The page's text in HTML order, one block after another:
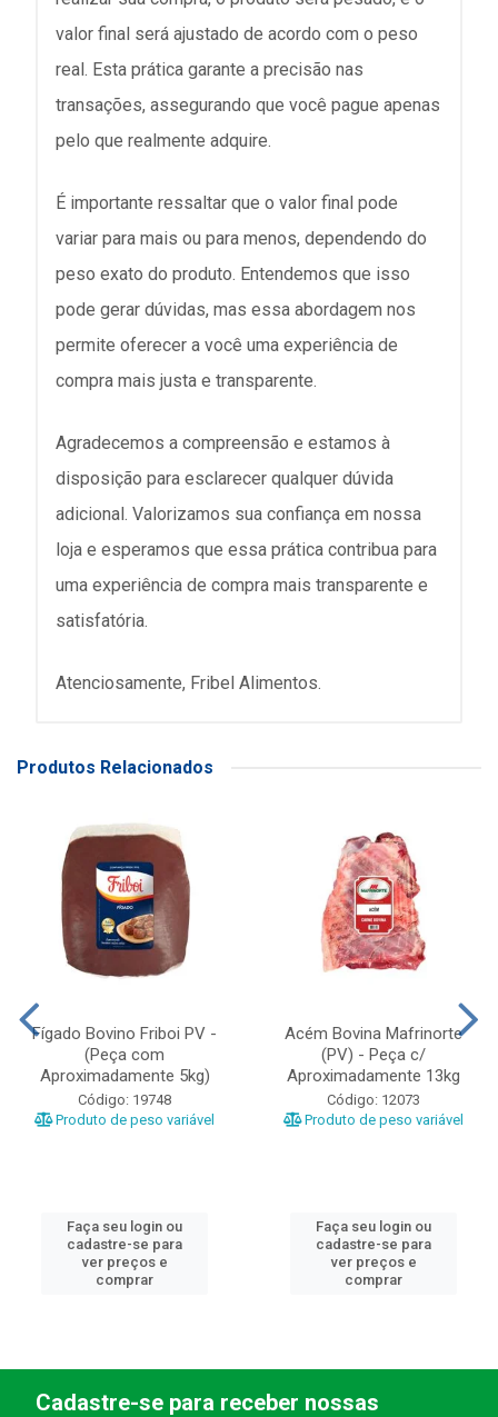
valor final será ajustado de acordo com o peso
real. Esta prática garante a precisão nas
transações, assegurando que você pague apenas
pelo que realmente adquire.
É importante ressaltar que o valor final pode
variar para mais ou para menos, dependendo do
peso exato do produto. Entendemos que isso
pode gerar dúvidas, mas essa abordagem nos
permite oferecer a você uma experiência de
compra mais justa e transparente.
Agradecemos a compreensão e estamos à
disposição para esclarecer qualquer dúvida
adicional. Valorizamos sua confiança em nossa
loja e esperamos que essa prática contribua para
uma experiência de compra mais transparente e
satisfatória.
Atenciosamente, Fribel Alimentos.
Produtos Relacionados
Fígado Bovino Friboi PV -
(Peça com
Aproximadamente 5kg)
Código: 19748
Produto de peso variável
Faça seu login ou
cadastre-se para
ver preços e
comprar
Acém Bovina Mafrinorte
(PV) - Peça c/
Aproximadamente 13kg
Código: 12073
Produto de peso variável
Faça seu login ou
cadastre-se para
ver preços e
comprar
Cadastre-se para receber nossas